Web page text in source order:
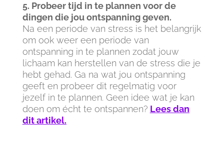
5. Probeer tijd in te plannen voor de
dingen die jou ontspanning geven.
Na een periode van stress is het belangrijk
om ook weer een periode van
ontspanning in te plannen zodat jouw
lichaam kan herstellen van de stress die je
hebt gehad. Ga na wat jou ontspanning
geeft en probeer dit regelmatig voor
jezelf in te plannen. Geen idee wat je kan
doen om écht te ontspannen? Lees dan
dit artikel.